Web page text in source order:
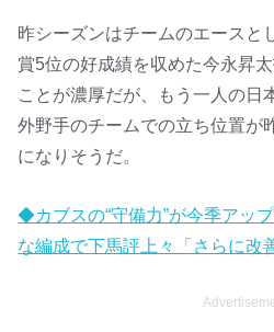
昨シーズンはチームのエースと
賞5位の好成績を収めた今永昇
ことが濃厚だが、もう一人の日
外野手のチームでの立ち位置が
になりそうだ。
◆カブスの“守備力”が今季アッ
な編成で下馬評上々「さらに改